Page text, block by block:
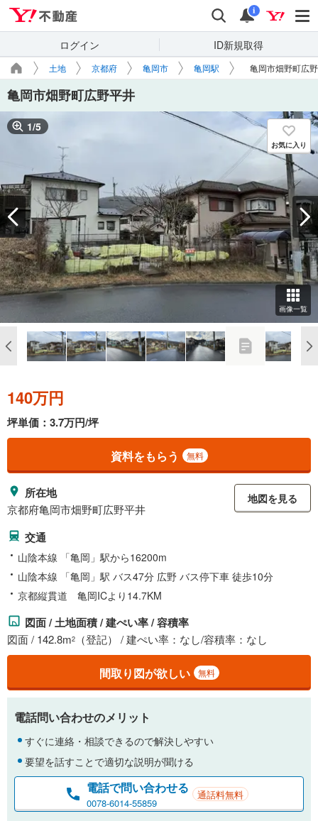
検索 通知
i
ログイン ID新規取得
土地 京都府 亀岡市 亀岡駅 亀岡市畑野町広
亀岡市畑野町広野平井
1/5
お気に入り
画像一覧
140万円
坪単価：3.7万円/坪
資料をもらう 無料
所在地
京都府亀岡市畑野町広野平井
地図を見る
交通
山陰本線 「亀岡」駅から16200m
山陰本線 「亀岡」駅 バス47分 広野 バス停下車 徒歩10分
京都縦貫道 亀岡ICより14.7KM
図面 / 土地面積 / 建ぺい率 / 容積率
図面 / 142.8m2 （登記） / 建ぺい率：なし/容積率：なし
間取り図が欲しい 無料
電話問い合わせのメリット
すぐに連絡・相談できるので解決しやすい
要望を話すことで適切な説明が聞ける
電話で問い合わせる
0078-6014-55859
通話料無料